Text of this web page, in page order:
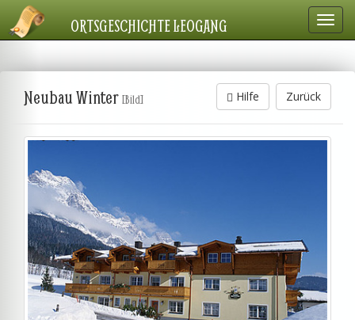
ORTSGESCHICHTE LEOGANG
Zurück
Hilfe
Neubau Winter [Bild]